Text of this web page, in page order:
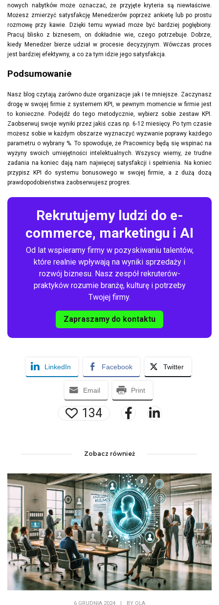
nowych nabytków może oznaczać, że przyjęte kryteria są niewłaściwe.
Możesz zmierzyć satysfakcję Menedżerów poprzez ankietę lub po prostu
rozmowę przy kawie. Dzięki temu wywiad może być bardziej pogłębiony.
Pracuj blisko z biznesem, on dokładnie wie, czego potrzebuje. Dobrze,
kiedy Menedżer bierze udział w procesie decyzyjnym. Wówczas proces
jest bardziej efektywny, a co za tym idzie jego satysfakcja.
Podsumowanie
Nasz blog czytają zarówno duże organizacje jak i te mniejsze. Zaczynasz
drogę w swojej firmie z systemem KPI, w pewnym momencie w firmie jest
to konieczne. Podejdź do tego metodycznie, wybierz sobie zestaw KPI.
Zaobserwuj swoje wyniki przez jakiś czas np. 6-12 miesięcy. Po tym czasie
możesz sobie w każdym obszarze wyznaczyć wyzwanie poprawy każdego
parametru o wybrany %. To spowoduje, że Pracownicy będą się wspinać na
wyżyny swoich umiejętności intelektualnych. Wszyscy wiemy, że trudne
zadania na koniec dają nam najwięcej satysfakcji i spełnienia. Na koniec
przypisz KPI do systemu bonusowego w swojej firmie, a z dużą dozą
prawdopodobieństwa zaobserwujesz progres.
Rekrutujemy ludzi do e-
commerce, marketingu i AI
Od lat wspieramy firmy w pozyskiwaniu talentów,
które realnie wpływają na wyniki sprzedaży i
rozwój biznesu. Nasz zespół rekruterów-
praktyków rozumie branżę, kulturę i potrzeby
Twojej firmy.
Zapraszamy do kontaktu
LinkedIn Facebook Twitter
Email Print
134
Zobacz również
6 GRUDNIA 2024 BY OLA